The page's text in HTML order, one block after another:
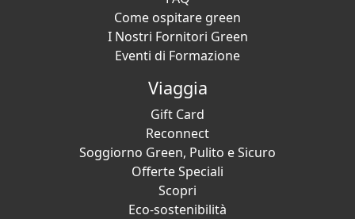
Come ospitare green
I Nostri Fornitori Green
Eventi di Formazione
Viaggia
Gift Card
Reconnect
Soggiorno Green, Pulito e Sicuro
Offerte Speciali
Scopri
Eco-sostenibilità